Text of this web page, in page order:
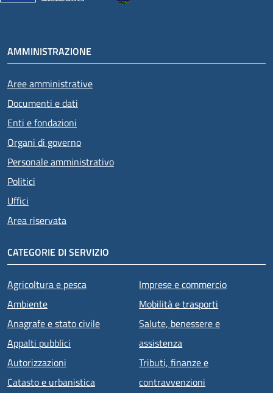
AMMINISTRAZIONE
Aree amministrative
Documenti e dati
Enti e fondazioni
Organi di governo
Personale amministrativo
Politici
Uffici
Area riservata
CATEGORIE DI SERVIZIO
Agricoltura e pesca
Ambiente
Anagrafe e stato civile
Appalti pubblici
Autorizzazioni
Catasto e urbanistica
Imprese e commercio
Mobilità e trasporti
Salute, benessere e
assistenza
Tributi, finanze e
contravvenzioni